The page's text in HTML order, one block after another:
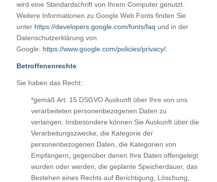
wird eine Standardschrift von Ihrem Computer genutzt.
Weitere Informationen zu Google Web Fonts finden Sie
unter https://developers.google.com/fonts/faq und in der
Datenschutzerklärung von
Google: https://www.google.com/policies/privacy/.
Betroffenenrechte
Sie haben das Recht:
*gemäß Art. 15 DSGVO Auskunft über Ihre von uns
verarbeiteten personenbezogenen Daten zu
verlangen. Insbesondere können Sie Auskunft über die
Verarbeitungszwecke, die Kategorie der
personenbezogenen Daten, die Kategorien von
Empfängern, gegenüber denen Ihre Daten offengelegt
wurden oder werden, die geplante Speicherdauer, das
Bestehen eines Rechts auf Berichtigung, Löschung,